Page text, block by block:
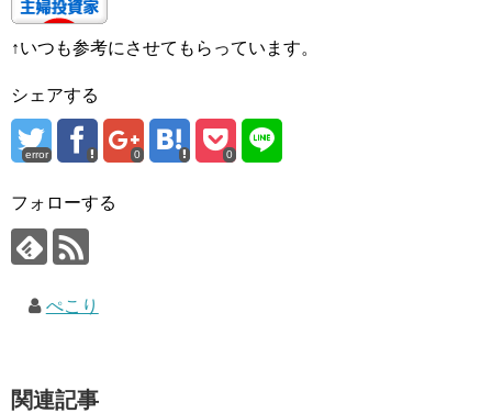
↑いつも参考にさせてもらっています。
シェアする
error 0 0
フォローする
ぺこり
関連記事